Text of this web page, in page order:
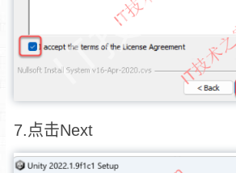
7.点击Next